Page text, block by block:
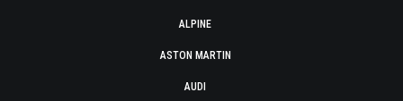
ALPINE
ASTON MARTIN
AUDI